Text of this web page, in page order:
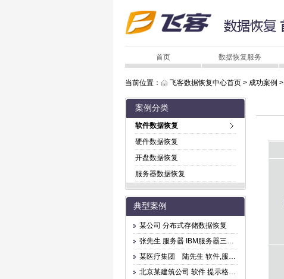
首页 数据恢复服务
当前位置： 飞客数据恢复中心首页 > 成功案例 >
案例分类
软件数据恢复
硬件数据恢复
开盘数据恢复
服务器数据恢复
典型案例
某公司 分布式存储数据恢复
张先生 服务器 IBM服务器三块盘坏，无法访问
某医疗集团 陆先生 软件,服务器 文件删除
北京某建筑公司 软件 提示格式化